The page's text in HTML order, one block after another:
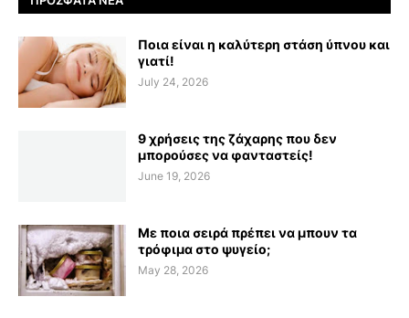
Ποια είναι η καλύτερη στάση ύπνου και
γιατί!
July 24, 2026
9 χρήσεις της ζάχαρης που δεν
μπορούσες να φανταστείς!
June 19, 2026
Με ποια σειρά πρέπει να μπουν τα
τρόφιμα στο ψυγείο;
May 28, 2026